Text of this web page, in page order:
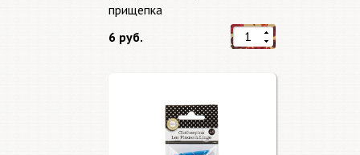
прищепка
6 руб.